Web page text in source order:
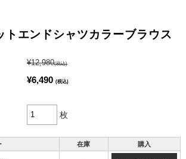
エンドシャツカラーブラウス
¥12,980(税込)
¥6,490 (税込)
枚
在庫 購入